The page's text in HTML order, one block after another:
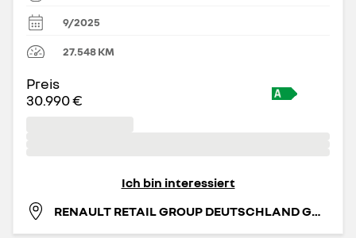
9/2025
27.548KM
Preis
30.990 €
Ich bin interessiert
RENAULT RETAIL GROUP DEUTSCHLAND GMBH